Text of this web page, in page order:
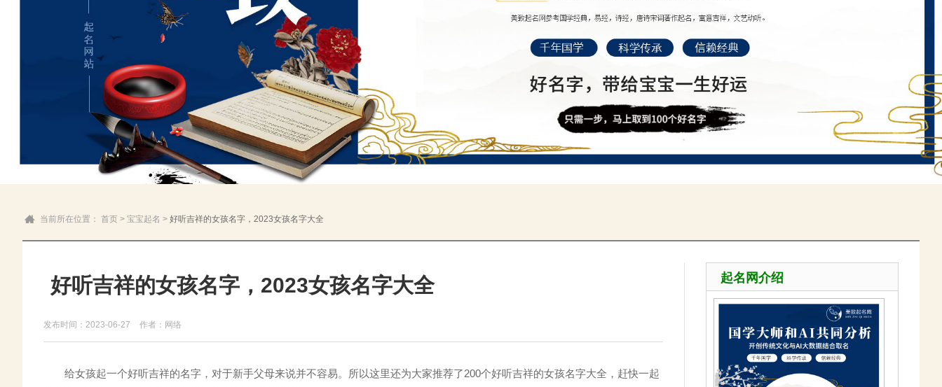
当前所在位置： 首页 > 宝宝起名 > 好听吉祥的女孩名字，2023女孩名字大全
好听吉祥的女孩名字，2023女孩名字大全
发布时间：2023-06-27 作者：网络
给女孩起一个好听吉祥的名字，对于新手父母来说并不容易。所以这里还为大家推荐了200个好听吉祥的女孩名字大全，赶快一起
起名网介绍